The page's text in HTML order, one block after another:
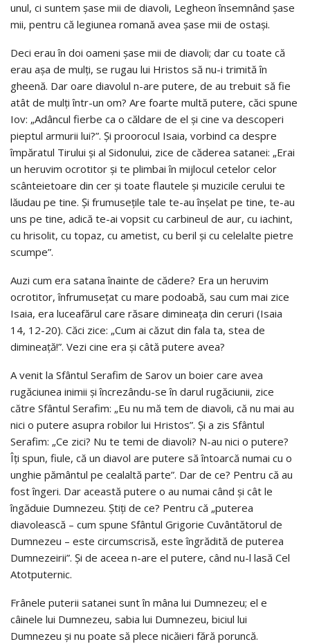
unul, ci suntem şase mii de diavoli, Legheon însemnând şase
mii, pentru că legiunea romană avea şase mii de ostaşi.
Deci erau în doi oameni şase mii de diavoli; dar cu toate că
erau aşa de mulţi, se rugau lui Hristos să nu-i trimită în
gheenă. Dar oare diavolul n-are putere, de au trebuit să fie
atât de mulţi într-un om? Are foarte multă putere, căci spune
Iov: „Adâncul fierbe ca o căldare de el şi cine va descoperi
pieptul armurii lui?”. Şi proorocul Isaia, vorbind ca despre
împăratul Tirului şi al Sidonului, zice de căderea satanei: „Erai
un heruvim ocrotitor şi te plimbai în mijlocul cetelor celor
scânteietoare din cer şi toate flautele şi muzicile cerului te
lăudau pe tine. Şi frumuseţile tale te-au înşelat pe tine, te-au
uns pe tine, adică te-ai vopsit cu carbineul de aur, cu iachint,
cu hrisolit, cu topaz, cu ametist, cu beril şi cu celelalte pietre
scumpe”.
Auzi cum era satana înainte de cădere? Era un heruvim
ocrotitor, înfrumuseţat cu mare podoabă, sau cum mai zice
Isaia, era luceafărul care răsare dimineaţa din ceruri (Isaia
14, 12-20). Căci zice: „Cum ai căzut din fala ta, stea de
dimineaţă!”. Vezi cine era şi câtă putere avea?
A venit la Sfântul Serafim de Sarov un boier care avea
rugăciunea inimii şi încrezându-se în darul rugăciunii, zice
către Sfântul Serafim: „Eu nu mă tem de diavoli, că nu mai au
nici o putere asupra robilor lui Hristos”. Şi a zis Sfântul
Serafim: „Ce zici? Nu te temi de diavoli? N-au nici o putere?
Îţi spun, fiule, că un diavol are putere să întoarcă numai cu o
unghie pământul pe cealaltă parte”. Dar de ce? Pentru că au
fost îngeri. Dar această putere o au numai când şi cât le
îngăduie Dumnezeu. Ştiţi de ce? Pentru că „puterea
diavolească – cum spune Sfântul Grigorie Cuvântătorul de
Dumnezeu – este circumscrisă, este îngrădită de puterea
Dumnezeirii”. Şi de aceea n-are el putere, când nu-l lasă Cel
Atotputernic.
Frânele puterii satanei sunt în mâna lui Dumnezeu; el e
câinele lui Dumnezeu, sabia lui Dumnezeu, biciul lui
Dumnezeu şi nu poate să plece nicăieri fără poruncă.